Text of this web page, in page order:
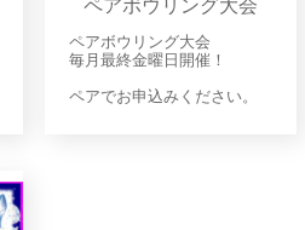
ペアボウリング大会
ペアボウリング大会
毎月最終金曜日開催！
ペアでお申込みください。